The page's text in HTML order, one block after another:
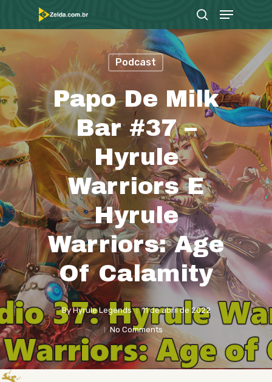
to
main
content
search
Menu
Podcast
Papo De Milk
Bar #37 –
Hyrule
Warriors E
Hyrule
Warriors: Age
Of Calamity
By Hyrule Legends 11 de abril de 2022
No Comments
Menu